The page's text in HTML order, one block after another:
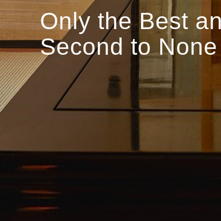
Only the Best
Second to None